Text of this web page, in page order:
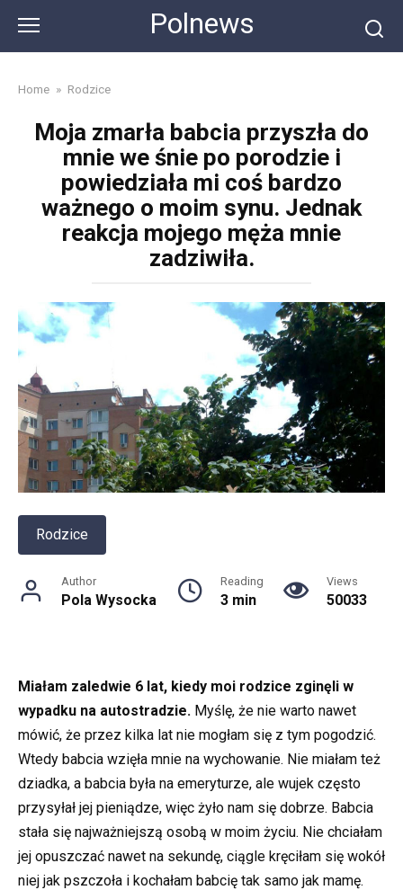
content
Polnews
Home » Rodzice
Moja zmarła babcia przyszła do
mnie we śnie po porodzie i
powiedziała mi coś bardzo
ważnego o moim synu. Jednak
reakcja mojego męża mnie
zadziwiła.
Rodzice
Author
Pola Wysocka
Reading
3 min
Views
50033
Miałam zaledwie 6 lat, kiedy moi rodzice zginęli w
wypadku na autostradzie. Myślę, że nie warto nawet
mówić, że przez kilka lat nie mogłam się z tym pogodzić.
Wtedy babcia wzięła mnie na wychowanie. Nie miałam też
dziadka, a babcia była na emeryturze, ale wujek często
przysyłał jej pieniądze, więc żyło nam się dobrze. Babcia
stała się najważniejszą osobą w moim życiu. Nie chciałam
jej opuszczać nawet na sekundę, ciągle kręciłam się wokół
niej jak pszczoła i kochałam babcię tak samo jak mamę.